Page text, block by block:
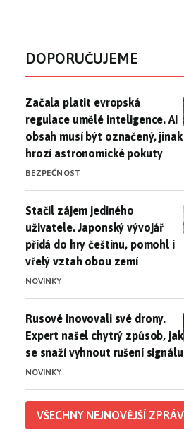
DOPORUČUJEME
Začala platit evropská
Začala platit evropská
regulace umělé inteligence. AI
obsah musí být označený, jinak
hrozí astronomické pokuty
BEZPEČNOST
Stačil zájem jediného
Stačil zájem jediného
uživatele. Japonský vývojář
přidá do hry češtinu, pomohl i
vřelý vztah obou zemí
NOVINKY
Rusové inovovali své drony.
Rusové inovovali své drony.
Expert našel chytrý způsob, jak
se snaží vyhnout rušení signálu
NOVINKY
VŠECHNY NEJNOVĚJŠÍ